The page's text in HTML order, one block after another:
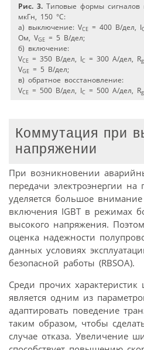
Рис. 3. Типовые формы
мкГн, 150 °C:
а) выключение: VCE = 400 В/дел, I
Ом, VGE = 5 В/дел;
б) включение:
VCE = 350 В/дел, IC = 300 A/дел, R
VGE = 5 В/дел;
в) обратное восстановление:
VCE = 500 В/дел, IC = 500 A/дел, R
Коммутация при
напряжении
При возникновении
передачи электроэнергии на
уделяется большое
включения IGBT в режимах
высокого напряжения.
оценка надежности
данных условиях
безопасной работы (RBSOA).
Среди прочих
является одним из
адаптировать поведение
таким образом, чтобы
случае отказа. Увеличение